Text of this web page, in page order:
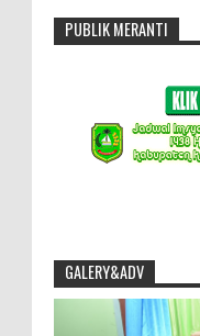
PUBLIK MERANTI
GALERY&ADV